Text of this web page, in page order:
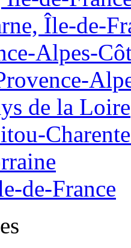
Île-de-
Alpes-
de la Loire
de-France